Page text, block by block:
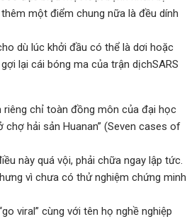
một điểm chung nữa là đều dính
dù lúc khởi đầu có thể là dơi hoặc
lại cái bóng ma của trận dịchSARS
riêng chỉ toàn đồng môn của đại học
hải sản Huanan” (Seven cases of
này quá vội, phải chữa ngay lập tức.
vì chưa có thử nghiệm chứng minh
viral” cùng với tên họ nghề nghiệp